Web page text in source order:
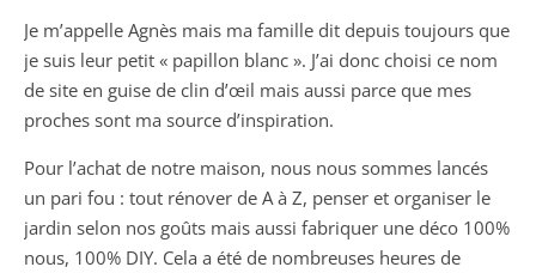
Je m’appelle Agnès mais ma famille dit depuis toujours que
je suis leur petit « papillon blanc ». J’ai donc choisi ce nom
de site en guise de clin d’œil mais aussi parce que mes
proches sont ma source d’inspiration.
Pour l’achat de notre maison, nous nous sommes lancés
un pari fou : tout rénover de A à Z, penser et organiser le
jardin selon nos goûts mais aussi fabriquer une déco 100%
nous, 100% DIY. Cela a été de nombreuses heures de